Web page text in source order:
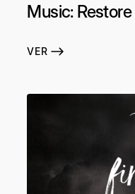
Music:
VER